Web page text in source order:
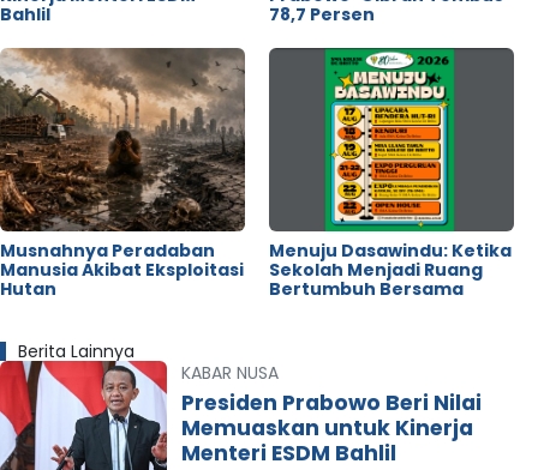
Bahlil
78,7 Persen
Musnahnya Peradaban
Manusia Akibat Eksploitasi
Hutan
Menuju Dasawindu: Ketika
Sekolah Menjadi Ruang
Bertumbuh Bersama
Berita Lainnya
KABAR NUSA
Presiden Prabowo Beri Nilai
Memuaskan untuk Kinerja
Menteri ESDM Bahlil